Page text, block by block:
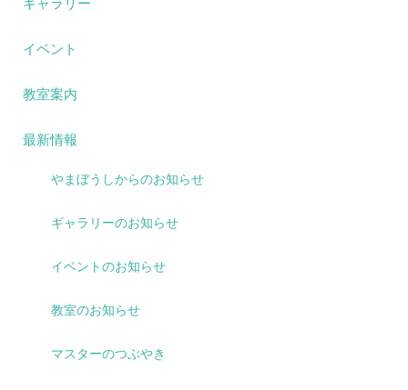
ギャラリー
イベント
教室案内
最新情報
やまぼうしからのお知らせ
ギャラリーのお知らせ
イベントのお知らせ
教室のお知らせ
マスターのつぶやき